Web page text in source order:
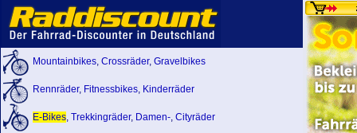
Mountainbikes, Crossräder, Gravelbikes
Rennräder, Fitnessbikes, Kinderräder
E-Bikes, Trekkingräder, Damen-, Cityräder